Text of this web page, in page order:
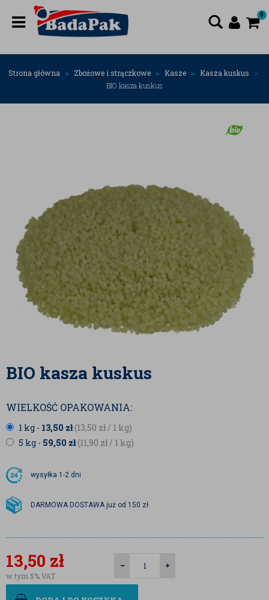
0
Strona główna Zbożowe i strączkowe Kasze
Kasza kuskus
BIO kasza kuskus
BIO kasza kuskus
WIELKOŚĆ OPAKOWANIA:
1 kg - 13,50 zł(13,50 zł / 1 kg)
5 kg - 59,50 zł(11,90 zł / 1 kg)
wysyłka 1-2 dni
DARMOWA DOSTAWA już od 150 zł
13,50 zł
w tym 5% VAT